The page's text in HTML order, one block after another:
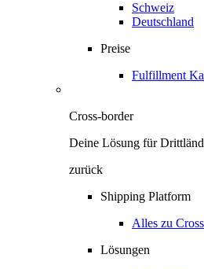
Schweiz
Deutschland
Preise
Fulfillment
Cross-border
Deine Lösung für
zurück
Shipping Platform
Alles zu
Lösungen